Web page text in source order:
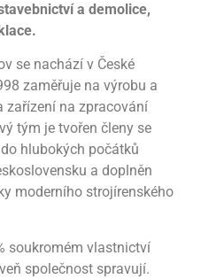
a demolice,
se nachází v České
zaměřuje na výrobu a
zařízení na zpracování
tým je tvořen členy se
hlubokých počátků
a doplněn
moderního strojírenského
soukromém vlastnictví
společnost spravují.